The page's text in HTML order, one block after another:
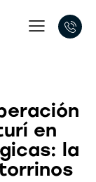
en
la